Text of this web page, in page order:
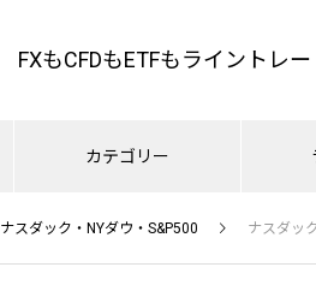
FXもCFDもETFもライントレー
カテゴリー
FXのやり方
ナスダック・NYダウ・S&P500
ナスダック・NYダウ・S&P500 ナスダッ